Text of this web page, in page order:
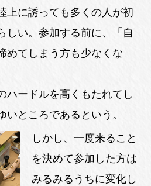
上に誘っても多くの人が初
しい。参加する前に、「自
めてしまう方も少なくな
ハードルを高くもたれてし
いところであるという。
しかし、一度来ること
を決めて参加した方は
みるみるうちに変化し